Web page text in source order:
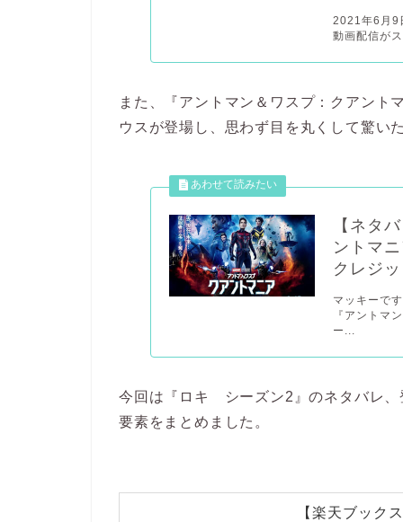
2021年6月9
動画配信が
また、『アントマン＆ワスプ：クアント
ウスが登場し、思わず目を丸くして驚い
【ネタ
ントマ
クレジ
マッキーで
『アントマ
ー...
今回は『ロキ シーズン2』のネタバレ、
要素をまとめました。
【楽天ブック